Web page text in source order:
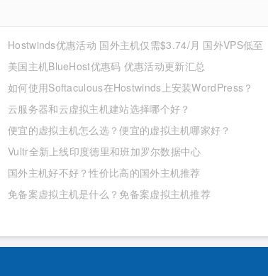
Hostwinds优惠活动 国外主机仅需$3.74/月 国外VPS低至
$4.99/月
美国主机BlueHost优惠码 优惠活动更新汇总
如何使用Softaculous在Hostwinds上安装WordPress？
云服务器和云虚拟主机建站选择哪个好？
便宜的虚拟主机怎么选？便宜的虚拟主机哪家好？
Vultr全新上线印度德里和班加罗尔数据中心
国外主机好不好？性价比高的国外主机推荐
免备案虚拟主机是什么？免备案虚拟主机推荐